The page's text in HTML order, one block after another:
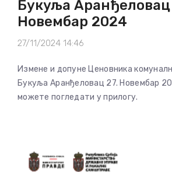
Букуља Аранђеловац
Новембар 2024
27/11/2024 14:46
Измене и допуне Ценовника
Букуља Аранђеловац 27. Новембар
можете погледати у прилогу.